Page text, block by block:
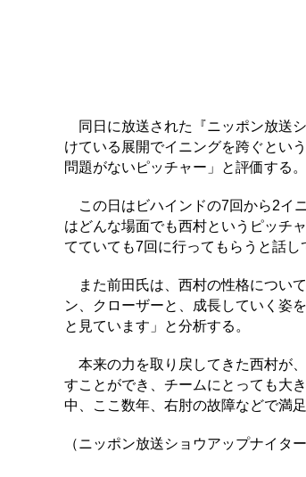
同日に放送された『ニッポン放送
けている展開でイニングを跨ぐとい
問題がないピッチャー」と評価する。
この日はビハインドの7回から2イ
はどんな場面でも西村というピッチ
てていても7回に行ってもらうと話し
また前田氏は、西村の性格につい
ン、クローザーと、成長していく姿
と見ています」と分析する。
本来の力を取り戻してきた西村が
すことができ、チームにとっても大
中、ここ数年、右肘の故障などで満
（ニッポン放送ショウアップナイター